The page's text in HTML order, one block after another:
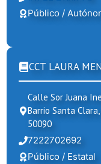
Público /
CCT LAURA
Calle Sor Juana
Barrio Santa
50090
7222702692
Público / Estatal